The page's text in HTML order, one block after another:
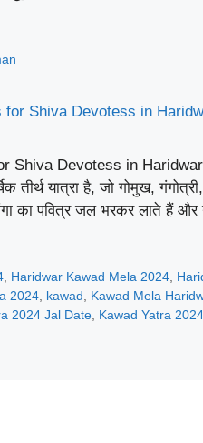
Shiva Devotess in
तीर्थ यात्रा है, जो गोमुख,
का पवित्र जल भरकर लाते हैं और
, Haridwar Kawad Mela 2024,
2024 kawad Kawad Mela
2024 Jal Date Kawad Yatra